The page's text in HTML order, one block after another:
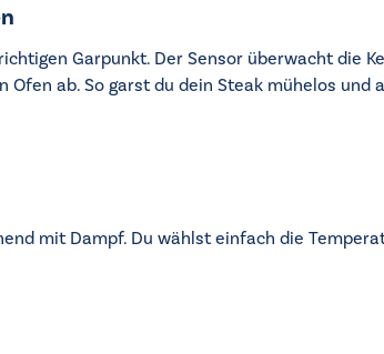
Garpunkt. Der Sensor überwacht die
ab. So garst du dein Steak mühelos und
mit Dampf. Du wählst einfach die